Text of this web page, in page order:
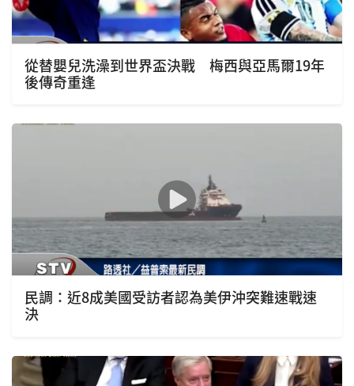
從替嬰兒洗澡到世界盃決戰 梅西與亞馬爾19年
後傳奇重逢
民調：近8成美國受訪者認為美伊沖突難速戰速
決